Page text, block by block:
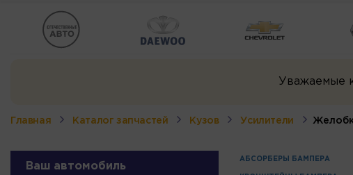
Уважаемые
Главная Каталог запчастей Кузов Усилители
Ваш автомобиль
АБСОРБЕРЫ БАМПЕРА